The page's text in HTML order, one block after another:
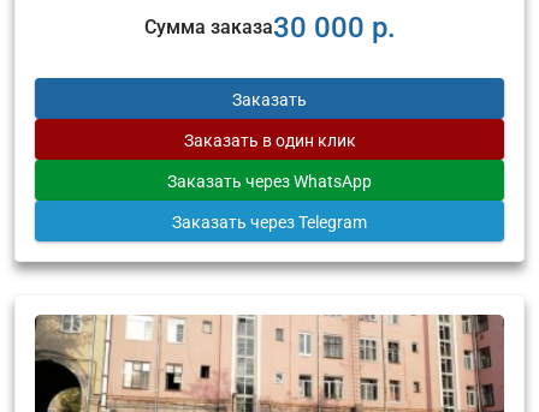
Сумма заказа30 000 р.
Заказать
Заказать в один клик
Заказать через WhatsApp
Заказать через Telegram